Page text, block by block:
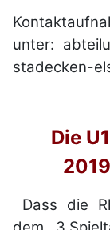
unter:
stadecken-
Die
Dass die